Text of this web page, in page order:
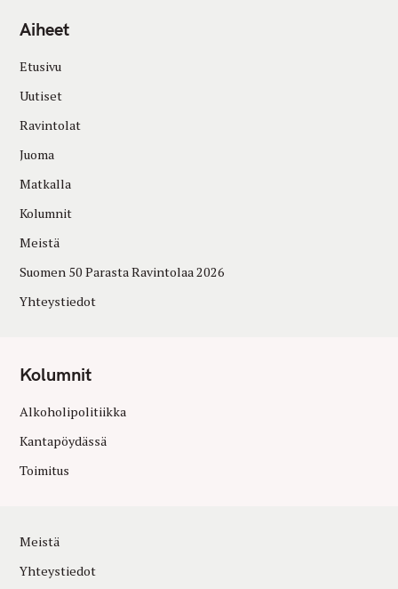
Aiheet
Etusivu
Uutiset
Ravintolat
Juoma
Matkalla
Kolumnit
Meistä
Suomen 50 Parasta Ravintolaa 2026
Yhteystiedot
Kolumnit
Alkoholipolitiikka
Kantapöydässä
Toimitus
Meistä
Yhteystiedot